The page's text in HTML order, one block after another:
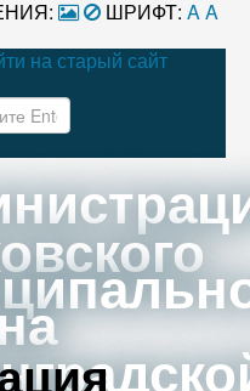
ШРИФТ: AA
на старый сайт